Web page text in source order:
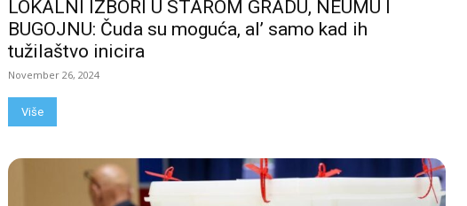
LOKALNI IZBORI U STAROM GRADU, NEUMU I
BUGOJNU: Čuda su moguća, al’ samo kad ih
tužilaštvo inicira
November 26, 2024
Više